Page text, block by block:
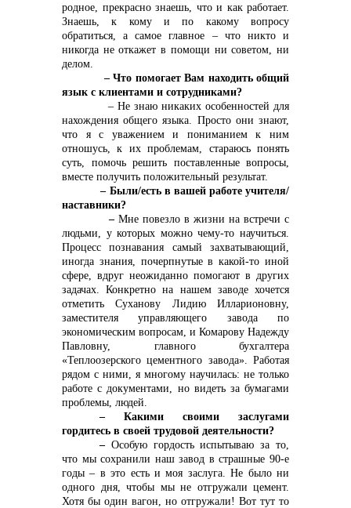
родное, прекрасно знаешь, что и как работает.
Знаешь, к кому и по какому вопросу
обратиться, а самое главное – что никто и
никогда не откажет в помощи ни советом, ни
делом.
– Что помогает Вам находить общий
язык с клиентами и сотрудниками?
– Не знаю никаких особенностей для
нахождения общего языка. Просто они знают,
что я с уважением и пониманием к ним
отношусь, к их проблемам, стараюсь понять
суть, помочь решить поставленные вопросы,
вместе получить положительный результат.
– Были/есть в вашей работе учителя/
наставники?
– Мне повезло в жизни на встречи с
людьми, у которых можно чему-то научиться.
Процесс познавания самый захватывающий,
иногда знания, почерпнутые в какой-то иной
сфере, вдруг неожиданно помогают в других
задачах. Конкретно на нашем заводе хочется
отметить Суханову Лидию Илларионовну,
заместителя управляющего завода по
экономическим вопросам, и Комарову Надежду
Павловну, главного бухгалтера
«Теплоозерского цементного завода». Работая
рядом с ними, я многому научилась: не только
работе с документами, но видеть за бумагами
проблемы, людей.
– Какими своими заслугами
гордитесь в своей трудовой деятельности?
– Особую гордость испытываю за то,
что мы сохранили наш завод в страшные 90-е
годы – в это есть и моя заслуга. Не было ни
одного дня, чтобы мы не отгружали цемент.
Хотя бы один вагон, но отгружали! Вот тут то